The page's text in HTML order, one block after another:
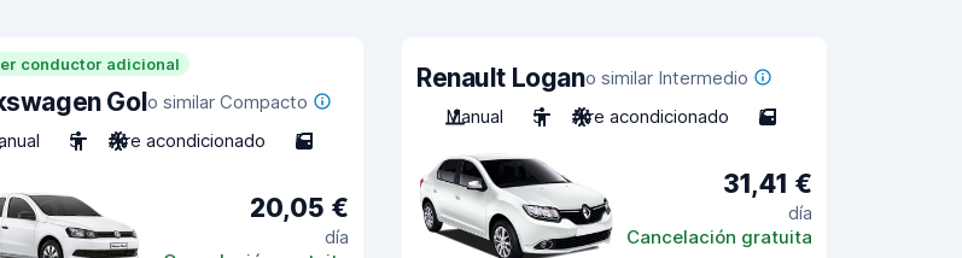
conductor adicional
Golo similar Compacto
5 Aire acondicionado 5
20,05 €
día
Renault Logano similar Intermedio
Manual
5 Aire acondicionado 5
31,41 €
día
Cancelación gratuita